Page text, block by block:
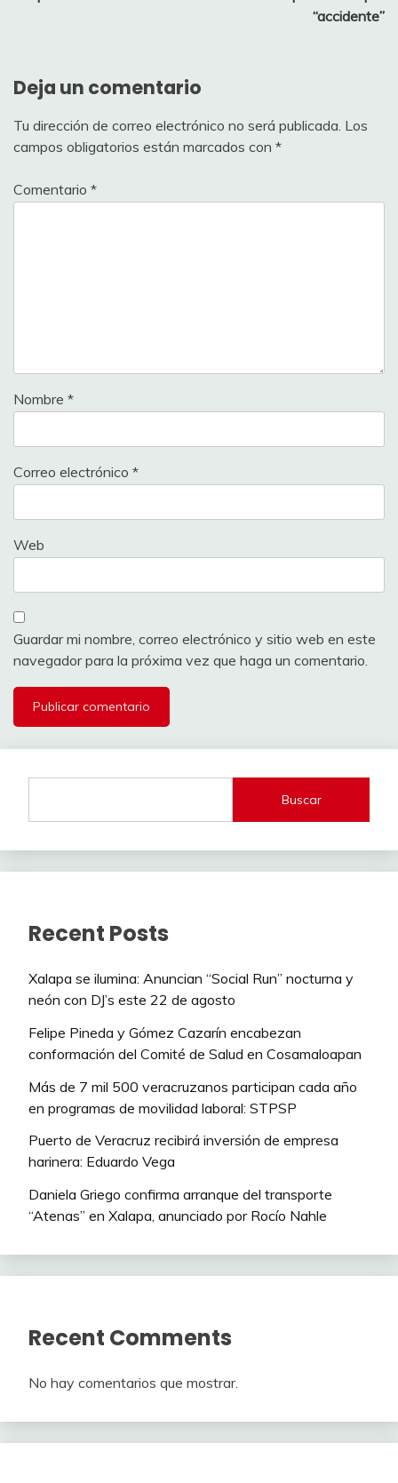
“accidente”
Deja un comentario
Tu dirección de correo electrónico no será publicada. Los
campos obligatorios están marcados con *
Comentario *
Nombre *
Correo electrónico *
Web
Guardar mi nombre, correo electrónico y sitio web en este
navegador para la próxima vez que haga un comentario.
Buscar
Recent Posts
Xalapa se ilumina: Anuncian “Social Run” nocturna y
neón con DJ’s este 22 de agosto
Felipe Pineda y Gómez Cazarín encabezan
conformación del Comité de Salud en Cosamaloapan
Más de 7 mil 500 veracruzanos participan cada año
en programas de movilidad laboral: STPSP
Puerto de Veracruz recibirá inversión de empresa
harinera: Eduardo Vega
Daniela Griego confirma arranque del transporte
“Atenas” en Xalapa, anunciado por Rocío Nahle
Recent Comments
No hay comentarios que mostrar.